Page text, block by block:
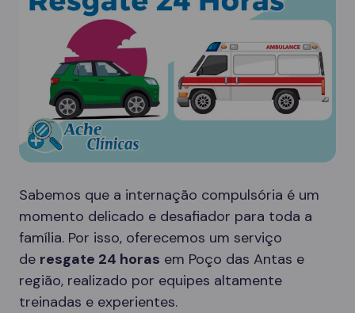
Sabemos que a internação compulsória é um
momento delicado e desafiador para toda a
família. Por isso, oferecemos um serviço
de resgate 24 horas em Poço das Antas e
região, realizado por equipes altamente
treinadas e experientes.